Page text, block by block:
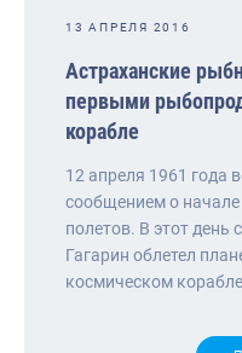
13 АПРЕЛЯ 2016
Астраханские
первыми
корабле
12 апреля 1961 года
сообщением о
полетов. В этот день
Гагарин облетел
космическом